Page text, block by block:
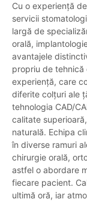
Cu o experiență
servicii
largă de
orală,
avantajele
propriu de
experiență, care
diferite colțuri ale
tehnologia CAD/
calitate
naturală. Echipa
în diverse ramuri
chirurgie orală,
astfel o abordare
fiecare pacient.
ultimă oră, iar